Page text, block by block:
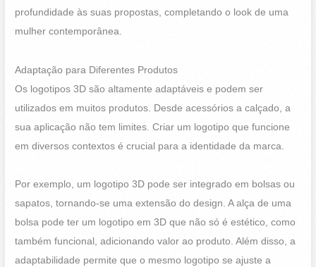
profundidade às suas propostas, completando o look de uma
mulher contemporânea.
Adaptação para Diferentes Produtos
Os logotipos 3D são altamente adaptáveis e podem ser
utilizados em muitos produtos. Desde acessórios a calçado, a
sua aplicação não tem limites. Criar um logotipo que funcione
em diversos contextos é crucial para a identidade da marca.
Por exemplo, um logotipo 3D pode ser integrado em bolsas ou
sapatos, tornando-se uma extensão do design. A alça de uma
bolsa pode ter um logotipo em 3D que não só é estético, como
também funcional, adicionando valor ao produto. Além disso, a
adaptabilidade permite que o mesmo logotipo se ajuste a